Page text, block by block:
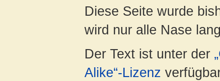
Diese Seite wurde
wird nur alle Nase
Der Text ist unter der
Alike“-Lizenz